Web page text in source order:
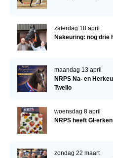
zaterdag 18 april
Nakeuring: nog drie
maandag 13 april
NRPS Na- en
Twello
woensdag 8 april
NRPS heeft GI-
zondag 22 maart